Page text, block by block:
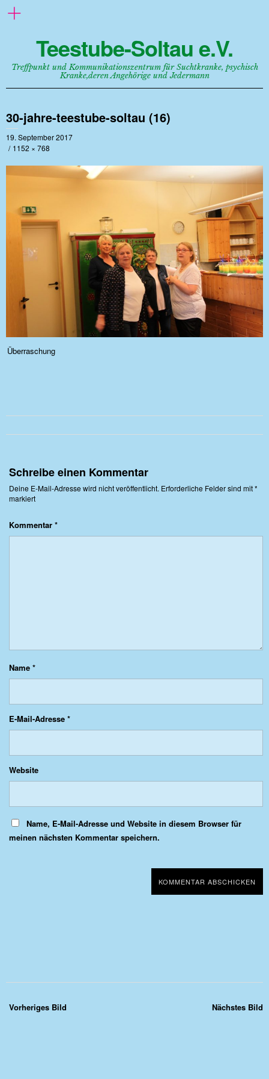
Teestube-Soltau e.V.
Treffpunkt und Kommunikationszentrum für Suchtkranke, psychisch
Kranke,deren Angehörige und Jedermann
30-jahre-teestube-soltau (16)
19. September 2017
1152 × 768
Überraschung
Schreibe einen Kommentar
Deine E-Mail-Adresse wird nicht veröffentlicht. Erforderliche Felder sind mit*
markiert
Kommentar *
Name *
E-Mail-Adresse *
Website
Name, E-Mail-Adresse und Website in diesem Browser für
meinen nächsten Kommentar speichern.
Nächstes Bild
Vorheriges Bild